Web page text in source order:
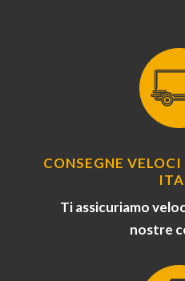
CONSEGNE
Ti assicuriamo
nostre